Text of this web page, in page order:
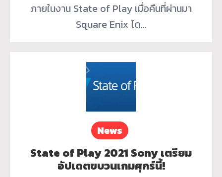
ภายในงาน State of Play เมื่อคืนที่ผ่านมา
Square Enix ได…
News
State of Play 2021 Sony เตรียม
อัปเดตขบวนเกมศุกร์นี้!